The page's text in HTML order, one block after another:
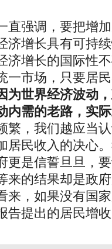
强调，要把增加
济增长具有可持
济增长的国际性
一市场，只要居
为世界经济波动
内需的老路，实
，我们越应当认
居民收入的决心
更是信誓旦旦，
来的结果却是政
来，如果没有国
告提出的居民增